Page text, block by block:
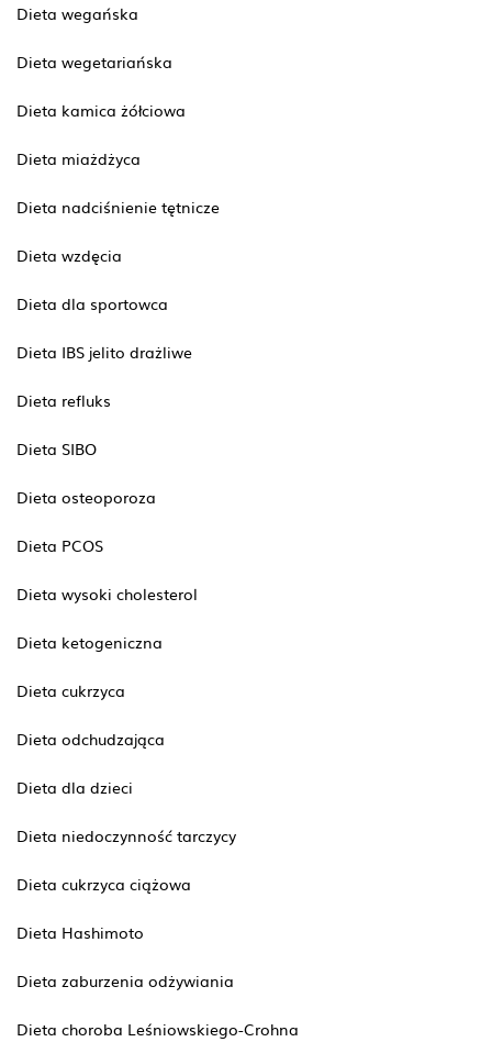
Dieta wegańska
Dieta wegetariańska
Dieta kamica żółciowa
Dieta miażdżyca
Dieta nadciśnienie tętnicze
Dieta wzdęcia
Dieta dla sportowca
Dieta IBS jelito drażliwe
Dieta refluks
Dieta SIBO
Dieta osteoporoza
Dieta PCOS
Dieta wysoki cholesterol
Dieta ketogeniczna
Dieta cukrzyca
Dieta odchudzająca
Dieta dla dzieci
Dieta niedoczynność tarczycy
Dieta cukrzyca ciążowa
Dieta Hashimoto
Dieta zaburzenia odżywiania
Dieta choroba Leśniowskiego-Crohna